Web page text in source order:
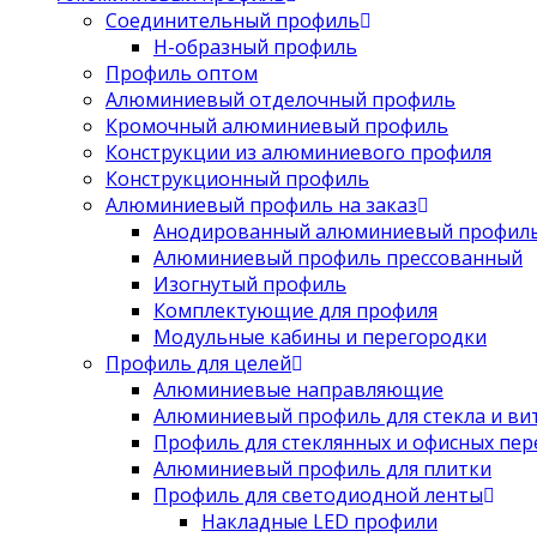
Соединительный профиль
Н-образный профиль
Профиль оптом
Алюминиевый отделочный профиль
Кромочный алюминиевый профиль
Конструкции из алюминиевого профиля
Конструкционный профиль
Алюминиевый профиль на заказ
Анодированный алюминиевый
Алюминиевый профиль прессованный
Изогнутый профиль
Комплектующие для профиля
Модульные кабины и перегородки
Профиль для целей
Алюминиевые направляющие
Алюминиевый профиль для стекла и
Профиль для стеклянных и офисных
Алюминиевый профиль для плитки
Профиль для светодиодной ленты
Накладные LED профили